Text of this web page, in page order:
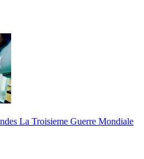
La Troisieme Guerre Mondiale